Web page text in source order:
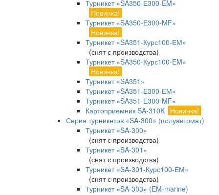
Турникет «SA350-Е300-EM»
Новинка!
Турникет «SA350-Е300-MF»
Новинка!
Турникет «SA351-Курс100-ЕМ»
(снят с производства)
Турникет «SA350-Курс100-EM»
Новинка!
Турникет «SA351»
Турникет «SA351-Е300-ЕМ»
Турникет «SA351-Е300-MF»
Картоприемник SA-310K Новинка!
Серия турникетов «SA-300» (полуавтомат)
Турникет «SA-300»
(снят с производства)
Турникет «SA-301»
(снят с производства)
Турникет «SA-301-Курс100-ЕМ»
(снят с производства)
Турникет «SA-303» (EM-marine)